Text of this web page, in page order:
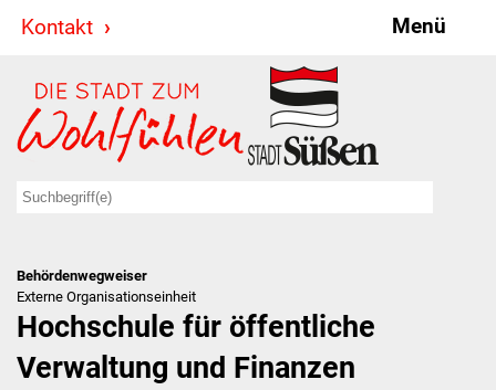
Kontakt Menü
Stadt & Politik
Bürgermeister
Ratsinformationssystem
Behördenwegweiser
Externe Organisationseinheit
Hochschule für öffentliche
Verwaltung und Finanzen